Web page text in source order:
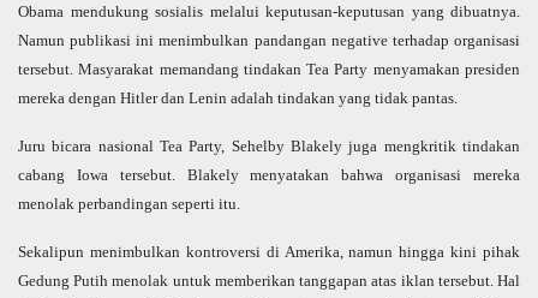
Obama mendukung sosialis melalui keputusan-keputusan yang dibuatnya.
Namun publikasi ini menimbulkan pandangan negative terhadap organisasi
tersebut. Masyarakat memandang tindakan Tea Party menyamakan presiden
mereka dengan Hitler dan Lenin adalah tindakan yang tidak pantas.
Juru bicara nasional Tea Party, Sehelby Blakely juga mengkritik tindakan
cabang Iowa tersebut. Blakely menyatakan bahwa organisasi mereka
menolak perbandingan seperti itu.
Sekalipun menimbulkan kontroversi di Amerika, namun hingga kini pihak
Gedung Putih menolak untuk memberikan tanggapan atas iklan tersebut. Hal